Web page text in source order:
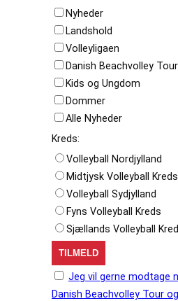
Nyheder
Landshold
Volleyligaen
Danish Beachvolley Tour
Kids og Ungdom
Dommer
Alle Nyheder
Kreds:
Volleyball Nordjylland
Midtjysk Volleyball Kreds
Volleyball Sydjylland
Fyns Volleyball Kreds
Sjællands Volleyball
Jeg vil gerne modtage
Danish Beachvolley Tour